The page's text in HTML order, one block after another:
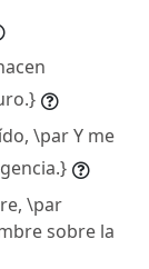
\par Y me
\par
sobre la